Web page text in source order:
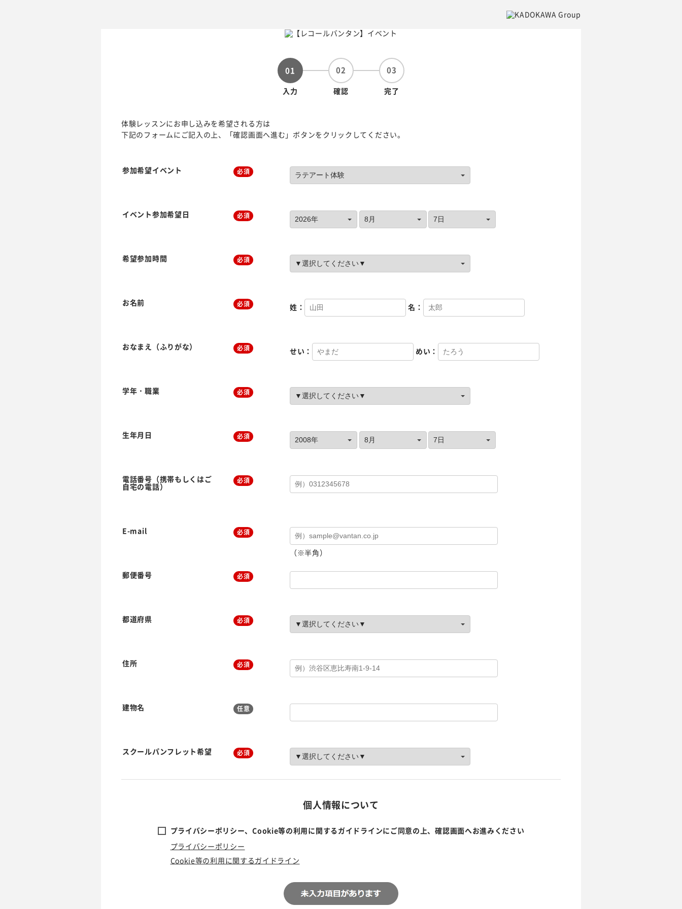
01
入力
02
確認
03
完了
体験レッスンにお申し込みを希望される方は
下記のフォームにご記入の上、「確認画面へ進む」ボタンをクリックしてください。
参加希望イベント 必須
イベント参加希望日 必須
希望参加時間 必須
お名前 必須 姓： 名：
おなまえ（ふりがな） 必須 せい： めい：
学年・職業 必須
生年月日 必須
電話番号（携帯もしくはご
自宅の電話）
必須
E-mail 必須
（※半角）
郵便番号 必須
都道府県 必須
住所 必須
建物名 任意
スクールパンフレット希望 必須
個人情報について
プライバシーポリシー、Cookie等の利用に関するガイドラインにご同意の上、確認画面へお進みください
プライバシーポリシー
Cookie等の利用に関するガイドライン